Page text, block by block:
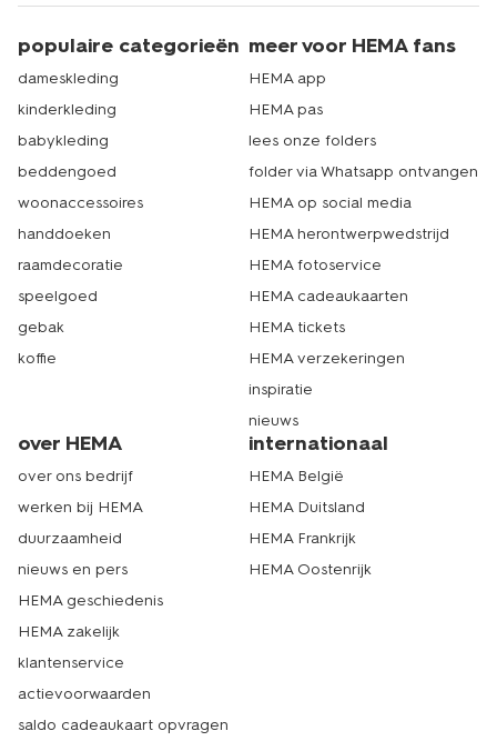
populaire categorieën
dameskleding
kinderkleding
babykleding
beddengoed
woonaccessoires
handdoeken
raamdecoratie
speelgoed
gebak
koffie
meer voor HEMA fans
HEMA app
HEMA pas
lees onze folders
folder via Whatsapp ontvangen
HEMA op social media
HEMA herontwerpwedstrijd
HEMA fotoservice
HEMA cadeaukaarten
HEMA tickets
HEMA verzekeringen
inspiratie
nieuws
over HEMA
over ons bedrijf
werken bij HEMA
duurzaamheid
nieuws en pers
HEMA geschiedenis
HEMA zakelijk
klantenservice
actievoorwaarden
saldo cadeaukaart opvragen
internationaal
HEMA België
HEMA Duitsland
HEMA Frankrijk
HEMA Oostenrijk